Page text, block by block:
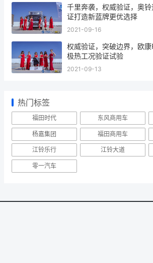
千里奔袭，权威验证，奥
证打造新蓝牌更优选择
2021-09-16
权威验证，突破边界，欧
极热工况验证试验
2021-09-13
热门标签
福田时代 东风商用车
杨嘉集团 福田商用车
江铃乐行 江铃大道
零一汽车